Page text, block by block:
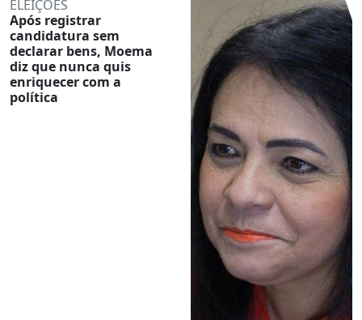
ELEIÇÕES
Após registrar
candidatura sem
declarar bens, Moema
diz que nunca quis
enriquecer com a
política